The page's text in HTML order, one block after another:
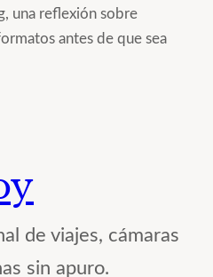
una reflexión sobre
antes de que sea
de viajes, cámaras
sin apuro.